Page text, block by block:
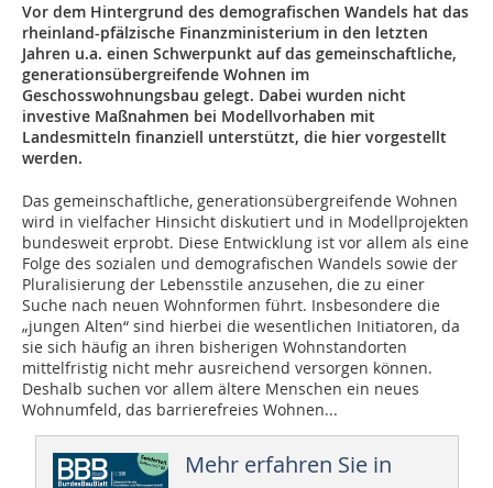
Vor dem Hintergrund des demografischen Wandels hat das
rheinland-pfälzische Finanzministerium in den letzten
Jahren u.a. einen Schwerpunkt auf das gemeinschaftliche,
generationsübergreifende Wohnen im
Geschosswohnungsbau gelegt. Dabei wurden nicht
investive Maßnahmen bei Modellvorhaben mit
Landesmitteln finanziell unterstützt, die hier vorgestellt
werden.
Das gemeinschaftliche, generationsübergreifende Wohnen
wird in vielfacher Hinsicht diskutiert und in Modellprojekten
bundesweit erprobt. Diese Entwicklung ist vor allem als eine
Folge des sozialen und demografischen Wandels sowie der
Pluralisierung der Le­­bensstile anzusehen, die zu einer
Suche nach neuen Wohnformen führt. Insbesondere die
„jungen Alten“ sind hierbei die wesentlichen Initiatoren, da
sie sich häufig an ihren bisherigen Wohnstandorten
mittelfristig nicht mehr ausreichend versorgen können.
Deshalb suchen vor allem ältere Menschen ein neues
Wohnumfeld, das barrierefreies Wohnen...
Mehr erfahren Sie in